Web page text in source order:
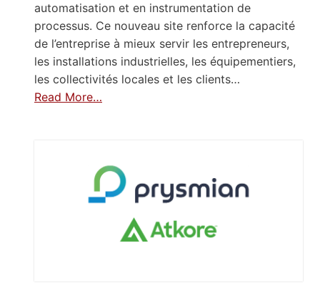
automatisation et en instrumentation de
processus. Ce nouveau site renforce la capacité
de l’entreprise à mieux servir les entrepreneurs,
les installations industrielles, les équipementiers,
les collectivités locales et les clients…
Read More…